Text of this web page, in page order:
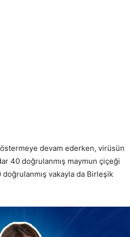
devam ederken, virüsün
40 doğrulanmış maymun çiçeği
doğrulanmış vakayla da Birleşik